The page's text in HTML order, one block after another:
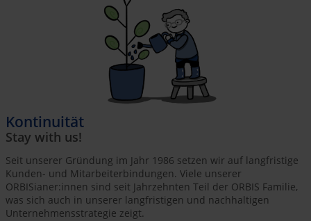
Kontinuität
Stay with us!
Seit unserer Gründung im Jahr 1986 setzen wir auf langfristige
Kunden- und Mitarbeiterbindungen. Viele unserer
ORBISianer:innen sind seit Jahrzehnten Teil der ORBIS Familie,
was sich auch in unserer langfristigen und nachhaltigen
Unternehmensstrategie zeigt.